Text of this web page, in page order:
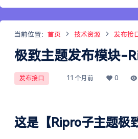
当前位置： 首页 技术资源 发布接
极致主题发布模块-
发布接口 11 个月前 0
这是【Ripro子主题极